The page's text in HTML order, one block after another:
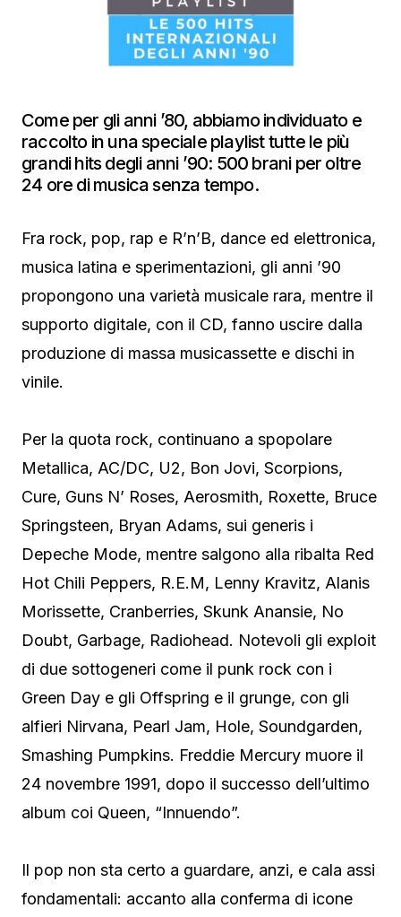
Come per gli anni ’80, abbiamo individuato e
raccolto in una speciale playlist tutte le più
grandi hits degli anni ’90: 500 brani per oltre
24 ore di musica senza tempo.
Fra rock, pop, rap e R’n’B, dance ed elettronica,
musica latina e sperimentazioni, gli anni ’90
propongono una varietà musicale rara, mentre il
supporto digitale, con il CD, fanno uscire dalla
produzione di massa musicassette e dischi in
vinile.
Per la quota rock, continuano a spopolare
Metallica, AC/DC, U2, Bon Jovi, Scorpions,
Cure, Guns N’ Roses, Aerosmith, Roxette, Bruce
Springsteen, Bryan Adams, sui generis i
Depeche Mode, mentre salgono alla ribalta Red
Hot Chili Peppers, R.E.M, Lenny Kravitz, Alanis
Morissette, Cranberries, Skunk Anansie, No
Doubt, Garbage, Radiohead. Notevoli gli exploit
di due sottogeneri come il punk rock con i
Green Day e gli Offspring e il grunge, con gli
alfieri Nirvana, Pearl Jam, Hole, Soundgarden,
Smashing Pumpkins. Freddie Mercury muore il
24 novembre 1991, dopo il successo dell’ultimo
album coi Queen, “Innuendo”.
Il pop non sta certo a guardare, anzi, e cala assi
fondamentali: accanto alla conferma di icone